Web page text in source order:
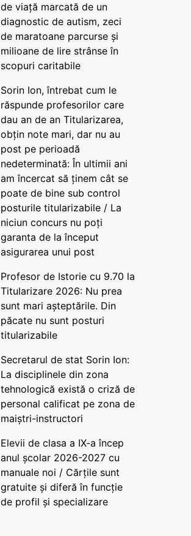
de viață marcată de un
diagnostic de autism, zeci
de maratoane parcurse și
milioane de lire strânse în
scopuri caritabile
Sorin Ion, întrebat cum le
răspunde profesorilor care
dau an de an Titularizarea,
obțin note mari, dar nu au
post pe perioadă
nedeterminată: În ultimii ani
am încercat să ținem cât se
poate de bine sub control
posturile titularizabile / La
niciun concurs nu poți
garanta de la început
asigurarea unui post
Profesor de Istorie cu 9.70 la
Titularizare 2026: Nu prea
sunt mari așteptările. Din
păcate nu sunt posturi
titularizabile
Secretarul de stat Sorin Ion:
La disciplinele din zona
tehnologică există o criză de
personal calificat pe zona de
maiștri-instructori
Elevii de clasa a IX-a încep
anul școlar 2026-2027 cu
manuale noi / Cărțile sunt
gratuite și diferă în funcție
de profil și specializare